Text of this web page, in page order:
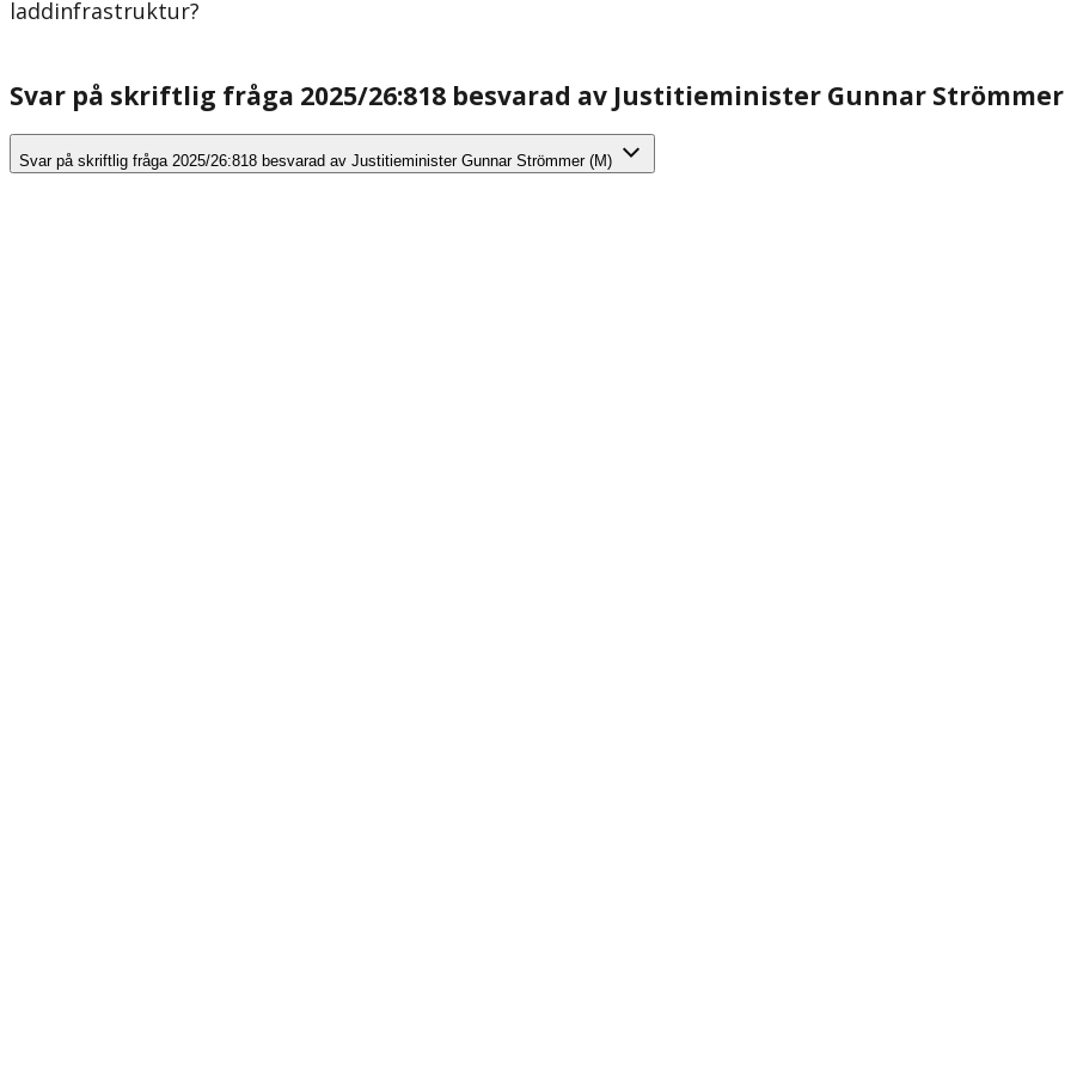
laddinfrastruktur?
Svar på skriftlig fråga 2025/26:818 besvarad av Justitieminister Gunnar Strömmer
Svar på skriftlig fråga 2025/26:818 besvarad av Justitieminister Gunnar Strömmer (M)